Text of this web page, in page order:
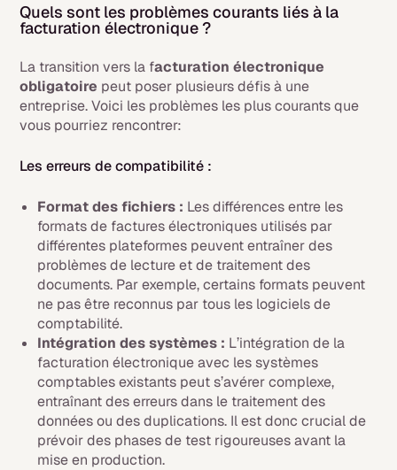
Quels sont les problèmes courants liés à la
facturation électronique ?
La transition vers la facturation électronique
obligatoire peut poser plusieurs défis à une
entreprise. Voici les problèmes les plus courants que
vous pourriez rencontrer:
Les erreurs de compatibilité :
Format des fichiers : Les différences entre les
formats de factures électroniques utilisés par
différentes plateformes peuvent entraîner des
problèmes de lecture et de traitement des
documents. Par exemple, certains formats peuvent
ne pas être reconnus par tous les logiciels de
comptabilité.
Intégration des systèmes : L’intégration de la
facturation électronique avec les systèmes
comptables existants peut s’avérer complexe,
entraînant des erreurs dans le traitement des
données ou des duplications. Il est donc crucial de
prévoir des phases de test rigoureuses avant la
mise en production.